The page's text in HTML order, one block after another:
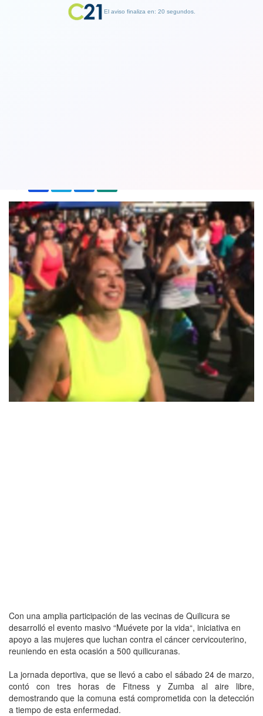
Con una amplia participación de las vecinas de Quilicura se
desarrolló el evento masivo “Muévete por la vida“, iniciativa en
apoyo a las mujeres que luchan contra el cáncer cervicouterino,
reuniendo en esta ocasión a 500 quilicuranas.
La jornada deportiva, que se llevó a cabo el sábado 24 de marzo,
contó con tres horas de Fitness y Zumba al aire libre,
demostrando que la comuna está comprometida con la detección
a tiempo de esta enfermedad.
El aviso finaliza en: 19 segundos.